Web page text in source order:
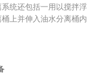
统还包括一用以搅拌
上并伸入油水分离桶内